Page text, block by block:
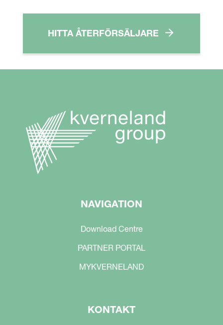
HITTA ÅTERFÖRSÄLJARE
NAVIGATION
Download Centre
PARTNER PORTAL
MYKVERNELAND
KONTAKT